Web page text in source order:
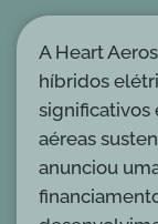
A Heart
híbridos
significativos
aéreas
anunciou